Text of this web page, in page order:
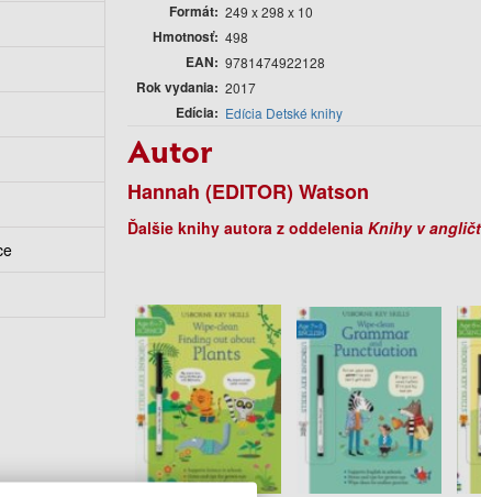
Formát 249 x 298 x 10
Hmotnosť 498
EAN 9781474922128
Rok vydania 2017
Edícia Edícia Detské knihy
Autor
Hannah (EDITOR) Watson
Ďalšie knihy autora z oddelenia Knihy v